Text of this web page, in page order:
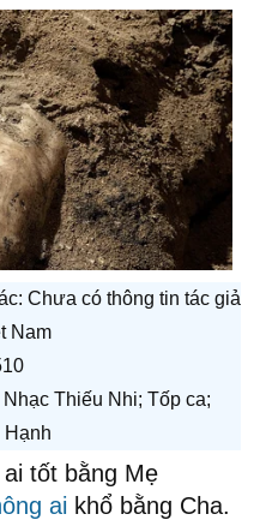
Chưa có thông tin tác giả
Nam
Thiếu Nhi; Tốp ca;
Hạnh
tốt bằng Mẹ
ai khổ bằng Cha.